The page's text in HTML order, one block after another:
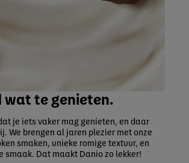
wat te genieten.
je iets vaker mag genieten, en daar
We brengen al jaren plezier met onze
smaken, unieke romige textuur, en
smaak. Dat maakt Danio zo lekker!